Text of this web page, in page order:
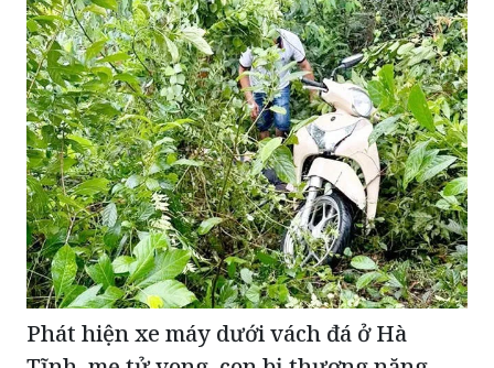
Phát hiện xe máy dưới vách đá ở Hà